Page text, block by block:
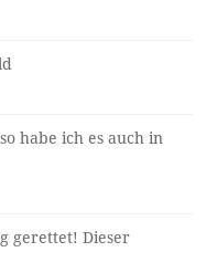
habe ich es auch in
gerettet! Dieser